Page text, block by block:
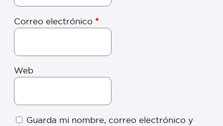
Correo electrónico *
Web
Guarda mi nombre, correo electrónico y